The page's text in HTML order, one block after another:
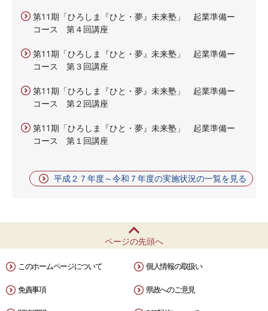
第11期「ひろしま『ひと・夢』未来塾」 起業準備ー
コース 第４回講座
第11期「ひろしま『ひと・夢』未来塾」 起業準備ー
コース 第３回講座
第11期「ひろしま『ひと・夢』未来塾」 起業準備ー
コース 第２回講座
第11期「ひろしま『ひと・夢』未来塾」 起業準備ー
コース 第１回講座
平成２７年度～令和７年度の実施状況の一覧を見る
ページの先頭へ
このホームページについて 個人情報の取扱い
免責事項 県政へのご意見